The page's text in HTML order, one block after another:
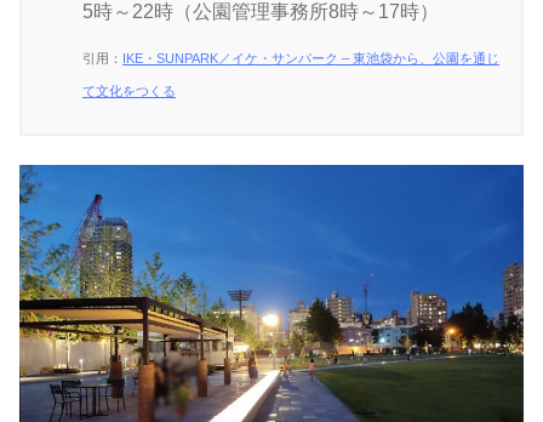
5時～22時（公園管理事務所8時～17時）
引用： IKE・SUNPARK／イケ・サンパーク – 東池袋から、公園を通じ
て文化をつくる